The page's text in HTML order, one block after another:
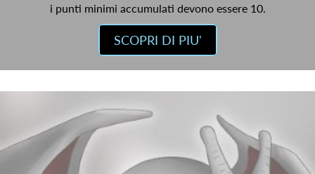
i punti minimi accumulati devono essere 10.
SCOPRI DI PIU'